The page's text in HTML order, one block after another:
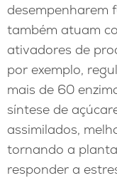
desempenharem
também atuam
ativadores de
por exemplo,
mais de 60
síntese de
assimilados,
tornando a
responder a